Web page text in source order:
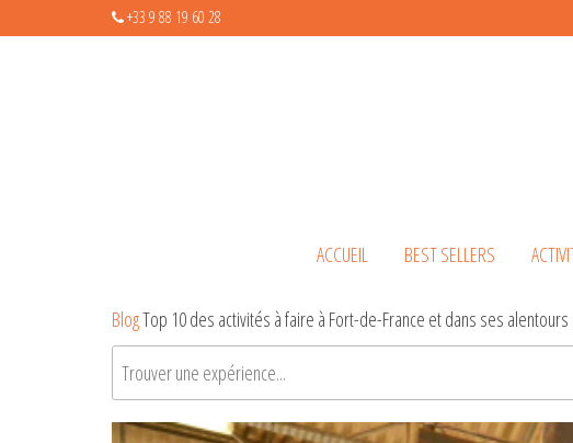
+33 9 88 19 60 28
ACCUEIL BEST SELLERS
BlogTop 10 des activités à faire à Fort-de-France et dans ses alentours